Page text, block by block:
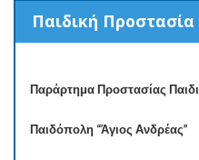
Παιδική Προστασία
Παράρτημα Προστασίας
Παιδόπολη “Άγιος Ανδρέας”